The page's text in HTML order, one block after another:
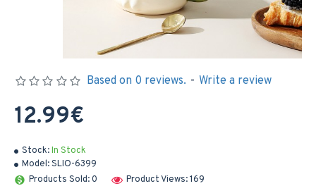
Stock:In Stock
Model:SLIO-6399
Products Sold: 0
Product Views: 169
Based on 0 reviews. - Write a review
12.99€